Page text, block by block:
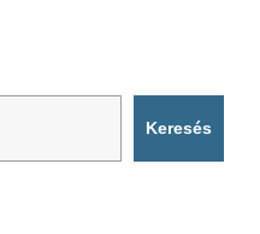
Keresés